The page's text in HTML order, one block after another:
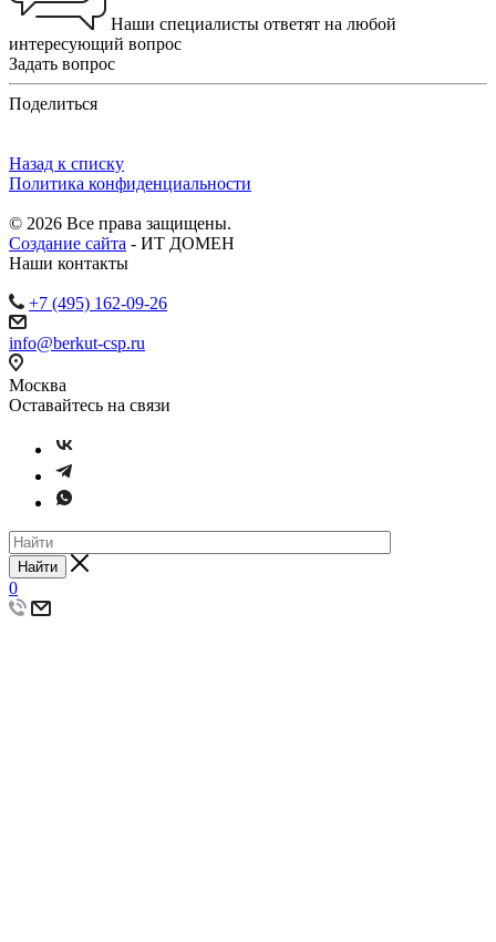
Наши специалисты ответят на любой
интересующий вопрос
Задать вопрос
Поделиться
Назад к списку
Политика конфиденциальности
© 2026 Все права защищены.
Создание сайта - ИТ ДОМЕН
Наши контакты
+7 (495) 162-09-26
info@berkut-csp.ru
Москва
Оставайтесь на связи
Найти
0